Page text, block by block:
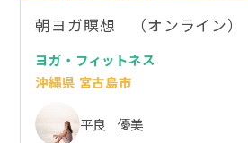
朝ヨガ瞑想 （オンライン）
ヨガ・フィットネス
沖縄県 宮古島市
平良 優美